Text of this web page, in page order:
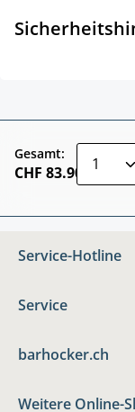
Gesamt:
CHF 83.90
Service-Hotline
Service
barhocker.ch
Weitere Online-